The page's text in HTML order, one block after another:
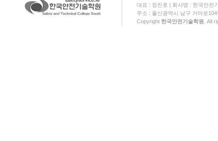
대표 : 정진호 | 회사명 : 한국안전
주소 : 울산광역시 남구 거마로
Copyright 한국안전기술학원 . All